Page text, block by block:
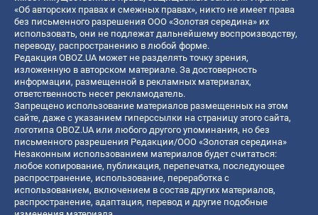
«Об авторских правах и смежных правах», никто не имеет права
без письменного разрешения ООО «Золотая середина» их
использовать, они не подлежат дальнейшему воспроизводству,
переводу, распространению в любой форме.
Редакция OBOZ.UA может не разделять точку зрения,
изложенную в авторском материале. За достоверность
информации, размещенной в рекламных материалах,
ответственность несет рекламодатель.
Запрещено использование материалов размещенных на этом
сайте, даже с указанием гиперссылки на страницу этого сайта,
логотипа OBOZ.UA или любого другого упоминания, но без
письменного разрешения Редакции/ООО «Золотая середина»
Незаконным использованием материалов будет считаться:
любое копирование, публикация, перепечатка, последующее
распространение, использование, переработка с
использованием, включением в состав других материалов,
распространение, адаптация, перевод и другие подобные